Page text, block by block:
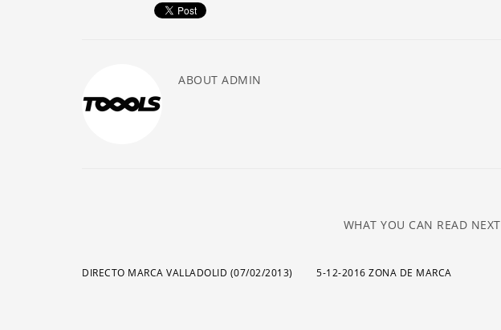
ABOUT ADMIN
WHAT YOU CAN READ NEXT
DIRECTO MARCA VALLADOLID (07/02/2013) 5-12-2016 ZONA DE MARCA